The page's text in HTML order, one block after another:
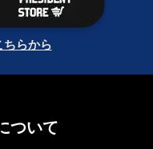
ちらから
ついて